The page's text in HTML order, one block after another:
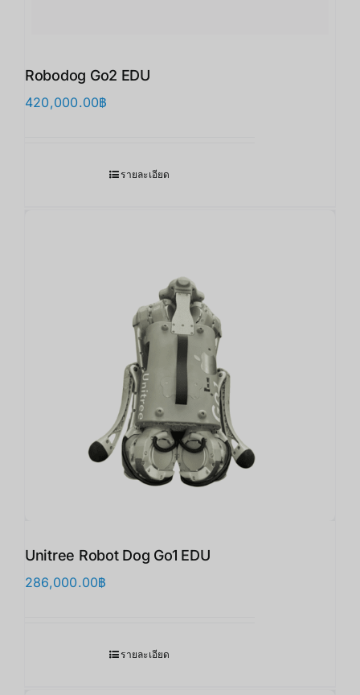
Robodog Go2 EDU
420,000.00฿
รายละเอียด
Unitree Robot Dog Go1 EDU
286,000.00฿
รายละเอียด